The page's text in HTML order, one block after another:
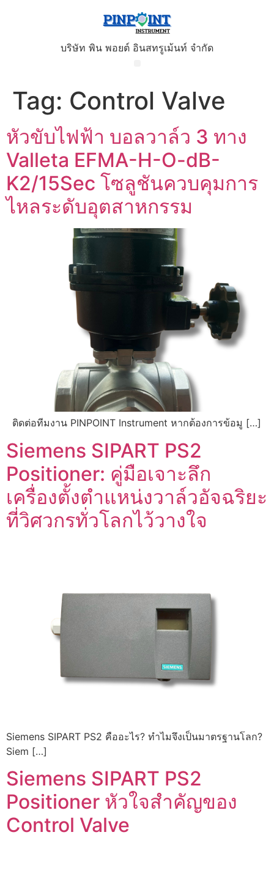
บริษัท พิน พอยต์ อินสทรูเม้นท์ จำกัด
Tag: Control Valve
หัวขับไฟฟ้า บอลวาล์ว 3 ทาง
Valleta EFMA-H-O-dB-
K2/15Sec โซลูชันควบคุมการ
ไหลระดับอุตสาหกรรม
ติดต่อทีมงาน PINPOINT Instrument หากต้องการข้อมู […]
Siemens SIPART PS2
Positioner: คู่มือเจาะลึก
เครื่องตั้งตำแหน่งวาล์วอัจฉริยะ
ที่วิศวกรทั่วโลกไว้วางใจ
Siemens SIPART PS2 คืออะไร? ทำไมจึงเป็นมาตรฐานโลก?
Siem […]
Siemens SIPART PS2
Positioner หัวใจสำคัญของ
Control Valve